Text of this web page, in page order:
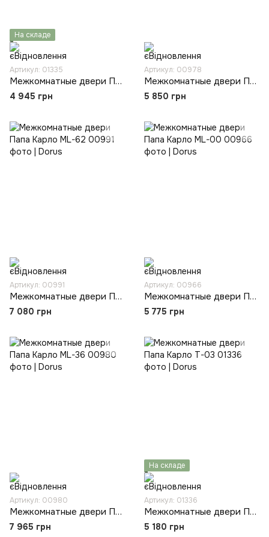
На складе
Артикул: 01335
Межкомнатные двери Папа Карло T-02
4 945 грн
Артикул: 00978
Межкомнатные двери Папа Карло ML-20
5 850 грн
Артикул: 00991
Межкомнатные двери Папа Карло ML-62
7 080 грн
Артикул: 00966
Межкомнатные двери Папа Карло ML-00
5 775 грн
Артикул: 00980
Межкомнатные двери Папа Карло ML-36
7 965 грн
На складе
Артикул: 01336
Межкомнатные двери Папа Карло T-03
5 180 грн